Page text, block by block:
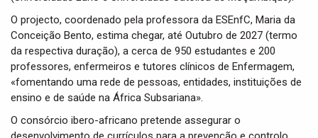
O projecto, coordenado pela professora da ESEnfC, Maria da
Conceição Bento, estima chegar, até Outubro de 2027 (termo
da respectiva duração), a cerca de 950 estudantes e 200
professores, enfermeiros e tutores clínicos de Enfermagem,
«fomentando uma rede de pessoas, entidades, instituições de
ensino e de saúde na África Subsariana».
O consórcio ibero-africano pretende assegurar o